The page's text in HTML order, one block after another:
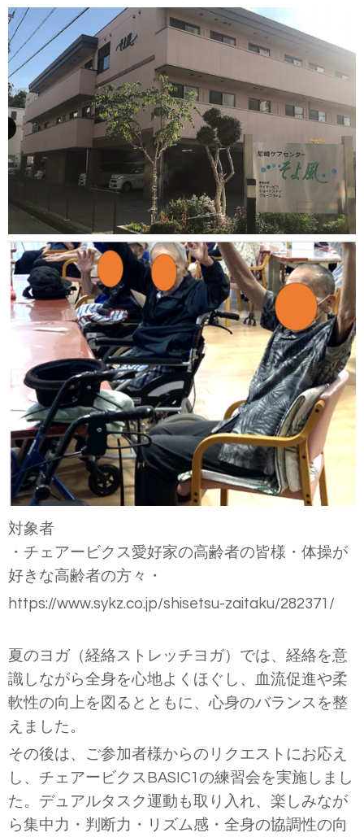
対象者
・チェアービクス愛好家の高齢者の皆様・体操が
好きな高齢者の方々・
https://www.sykz.co.jp/shisetsu-zaitaku/282371/
夏のヨガ（経絡ストレッチヨガ）では、経絡を意
識しながら全身を心地よくほぐし、血流促進や柔
軟性の向上を図るとともに、心身のバランスを整
えました。
その後は、ご参加者様からのリクエストにお応え
し、チェアービクス BASIC1 の練習会を実施しまし
た。デュアルタスク運動も取り入れ、楽しみなが
ら集中力・判断力・リズム感・全身の協調性の向